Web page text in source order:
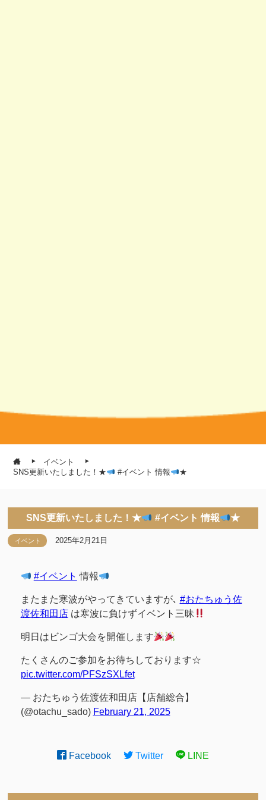
イベント
SNS更新いたしました！★
#イベント 情報 ★
SNS更新いたしました！★ #イベント 情報 ★
イベント 2025年2月21日
#イベント 情報
またまた寒波がやってきていますが､ #おたちゅう佐
渡佐和田店は寒波に負けずイベント三昧
明日はビンゴ大会を開催します
たくさんのご参加をお待ちしております☆
pic.twitter.com/PFSzSXLfet
— おたちゅう佐渡佐和田店【店舗総合】
(@otachu_sado) February 21, 2025
Facebook Twitter LINE